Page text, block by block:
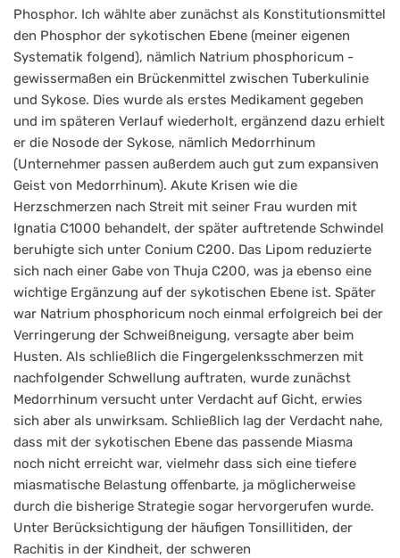
Phosphor. Ich wählte aber zunächst als Konstitutionsmittel
den Phosphor der sykotischen Ebene (meiner eigenen
Systematik folgend), nämlich Natrium phosphoricum -
gewissermaßen ein Brückenmittel zwischen Tuberkulinie
und Sykose. Dies wurde als erstes Medikament gegeben
und im späteren Verlauf wiederholt, ergänzend dazu erhielt
er die Nosode der Sykose, nämlich Medorrhinum
(Unternehmer passen außerdem auch gut zum expansiven
Geist von Medorrhinum). Akute Krisen wie die
Herzschmerzen nach Streit mit seiner Frau wurden mit
Ignatia C1000 behandelt, der später auftretende Schwindel
beruhigte sich unter Conium C200. Das Lipom reduzierte
sich nach einer Gabe von Thuja C200, was ja ebenso eine
wichtige Ergänzung auf der sykotischen Ebene ist. Später
war Natrium phosphoricum noch einmal erfolgreich bei der
Verringerung der Schweißneigung, versagte aber beim
Husten. Als schließlich die Fingergelenksschmerzen mit
nachfolgender Schwellung auftraten, wurde zunächst
Medorrhinum versucht unter Verdacht auf Gicht, erwies
sich aber als unwirksam. Schließlich lag der Verdacht nahe,
dass mit der sykotischen Ebene das passende Miasma
noch nicht erreicht war, vielmehr dass sich eine tiefere
miasmatische Belastung offenbarte, ja möglicherweise
durch die bisherige Strategie sogar hervorgerufen wurde.
Unter Berücksichtigung der häufigen Tonsillitiden, der
Rachitis in der Kindheit, der schweren